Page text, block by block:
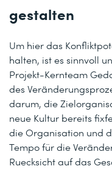
gestalten
Um hier das
halten, ist es sinnvoll
Projekt-Kernteam
des
darum, die
neue Kultur bereits
die Organisation und
Tempo für die
Ruecksicht auf das